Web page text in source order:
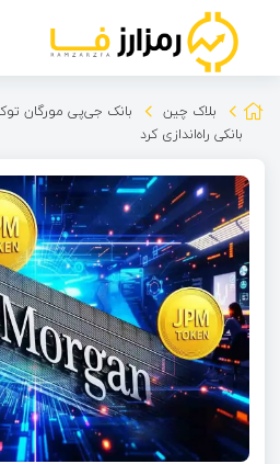
بلاک چین
بانک جی‌پی مورگان
بانکی راه‌اندازی کرد